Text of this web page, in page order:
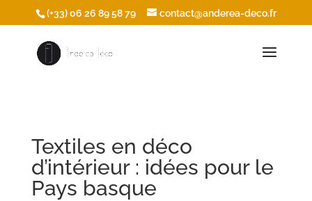
/* Ouvrir les icônes du footer dans une nouvelle fenêtre */
(+33) 06 26 89 58 79 contact@anderea-deco.fr
Textiles en déco
d’intérieur : idées pour le
Pays basque